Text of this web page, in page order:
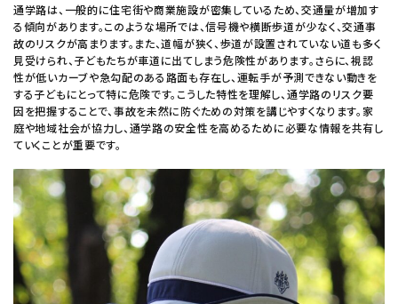
通学路は、一般的に住宅街や商業施設が密集しているため、交通量が増加す
る傾向があります。このような場所では、信号機や横断歩道が少なく、交通事
故のリスクが高まります。また、道幅が狭く、歩道が設置されていない道も多く
見受けられ、子どもたちが車道に出てしまう危険性があります。さらに、視認
性が低いカーブや急勾配のある路面も存在し、運転手が予測できない動きを
する子どもにとって特に危険です。こうした特性を理解し、通学路のリスク要
因を把握することで、事故を未然に防ぐための対策を講じやすくなります。家
庭や地域社会が協力し、通学路の安全性を高めるために必要な情報を共有し
ていくことが重要です。